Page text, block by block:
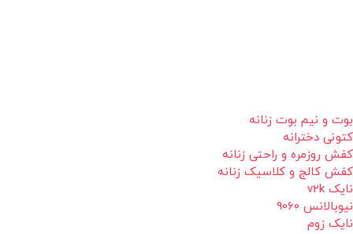
بوت و نیم بوت زنانه
کتونی دخترانه
کفش روزمره و راحتی زنانه
کفش کالج و کلاسیک زنانه
نایک v2k
نیوبالانس 9060
نایک زوم